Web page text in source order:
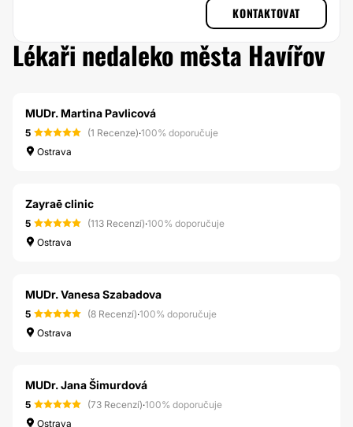
KONTAKTOVAT
Lékaři nedaleko města Havířov
MUDr. Martina Pavlicová
5 (1 Recenze)·100% doporučuje
Ostrava
Zayraē clinic
5 (113 Recenzí)·100% doporučuje
Ostrava
MUDr. Vanesa Szabadova
5 (8 Recenzí)·100% doporučuje
Ostrava
MUDr. Jana Šimurdová
5 (73 Recenzí)·100% doporučuje
Ostrava